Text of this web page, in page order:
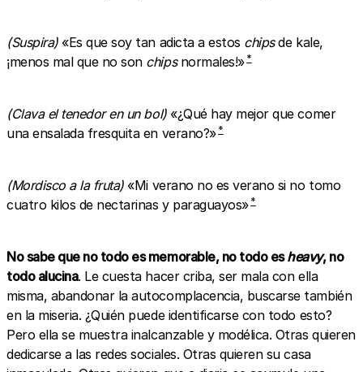
(Suspira)«Es que soy tan adicta a estos chipsde kale,
¡menos mal que no son chipsnormales!» *
(Clava el tenedor en un bol) «¿Qué hay mejor que comer
una ensalada fresquita en verano?» *
(Mordisco a la fruta) «Mi verano no es verano si no tomo
cuatro kilos de nectarinas y paraguayos» *
No sabe que no todo es memorable, no todo esheavy, no
todo alucina. Le cuesta hacer criba, ser mala con ella
misma, abandonar la autocomplacencia, buscarse también
en la miseria. ¿Quién puede identificarse con todo esto?
Pero ella se muestra inalcanzable y modélica. Otras quieren
dedicarse a las redes sociales. Otras quieren su casa